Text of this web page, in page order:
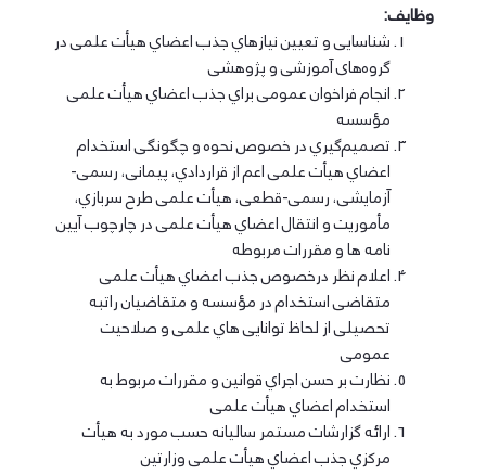
وظایف:
ﺷﻨﺎﺳﺎﯾﯽ و ﺗﻌﯿﯿﻦ ﻧﯿﺎزﻫﺎي ﺟﺬب اﻋﻀﺎي ﻫﯿﺄت ﻋﻠﻤﯽ در
گروه‌های آﻣﻮزﺷﯽ و ﭘﮋوﻫﺸﯽ
اﻧﺠﺎم ﻓﺮاﺧﻮان ﻋﻤﻮﻣﯽ ﺑﺮاي ﺟﺬب اﻋﻀﺎي ﻫﯿﺄت ﻋﻠﻤﯽ
ﻣﺆﺳﺴﻪ
ﺗﺼﻤﯿﻢﮔﯿﺮي در ﺧﺼﻮص ﻧﺤﻮه و ﭼﮕﻮﻧﮕﯽ اﺳﺘﺨﺪام
اﻋﻀﺎي ﻫﯿﺄت ﻋﻠﻤﯽ اﻋﻢ از ﻗﺮاردادي، ﭘﯿﻤﺎﻧﯽ، رﺳﻤﯽ-
آزﻣﺎﯾﺸﯽ، رﺳﻤﯽ-ﻗﻄﻌﯽ، ﻫﯿﺄت ﻋﻠﻤﯽ ﻃﺮح ﺳﺮﺑﺎزي،
ﻣﺄﻣﻮرﯾﺖ و اﻧﺘﻘﺎل اﻋﻀﺎي ﻫﯿﺄت ﻋﻠﻤﯽ در ﭼﺎرﭼﻮب آﯾﯿﻦ
ﻧﺎﻣﻪ ﻫﺎ و ﻣﻘﺮرات ﻣﺮﺑﻮﻃﻪ
اﻋﻼم ﻧﻈﺮ درﺧﺼﻮص ﺟﺬب اﻋﻀﺎي ﻫﯿﺄت ﻋﻠﻤﯽ
ﻣﺘﻘﺎﺿﯽ اﺳﺘﺨﺪام در ﻣﺆﺳﺴﻪ و ﻣﺘﻘﺎﺿﯿﺎن راﺗﺒﻪ
ﺗﺤﺼﯿﻠﯽ از ﻟﺤﺎظ ﺗﻮاﻧﺎﯾﯽ ﻫﺎي ﻋﻠﻤﯽ و ﺻﻼﺣﯿﺖ
ﻋﻤﻮﻣﯽ
ﻧﻈﺎرت ﺑﺮ ﺣﺴﻦ اﺟﺮاي ﻗﻮاﻧﯿﻦ و ﻣﻘﺮرات ﻣﺮﺑﻮط ﺑﻪ
اﺳﺘﺨﺪام اﻋﻀﺎي ﻫﯿﺄت ﻋﻠﻤﯽ
اراﺋﻪ ﮔﺰارﺷﺎت ﻣﺴﺘﻤﺮ ﺳﺎﻟﯿﺎﻧﻪ ﺣﺴﺐ ﻣﻮرد ﺑﻪ ﻫﯿﺄت
ﻣﺮﮐﺰي ﺟﺬب اﻋﻀﺎي ﻫﯿﺄت ﻋﻠﻤﯽ وزارﺗﯿﻦ